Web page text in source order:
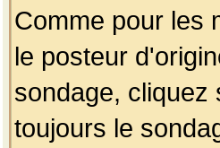
Comme pour les
le posteur
sondage, cliquez
toujours le